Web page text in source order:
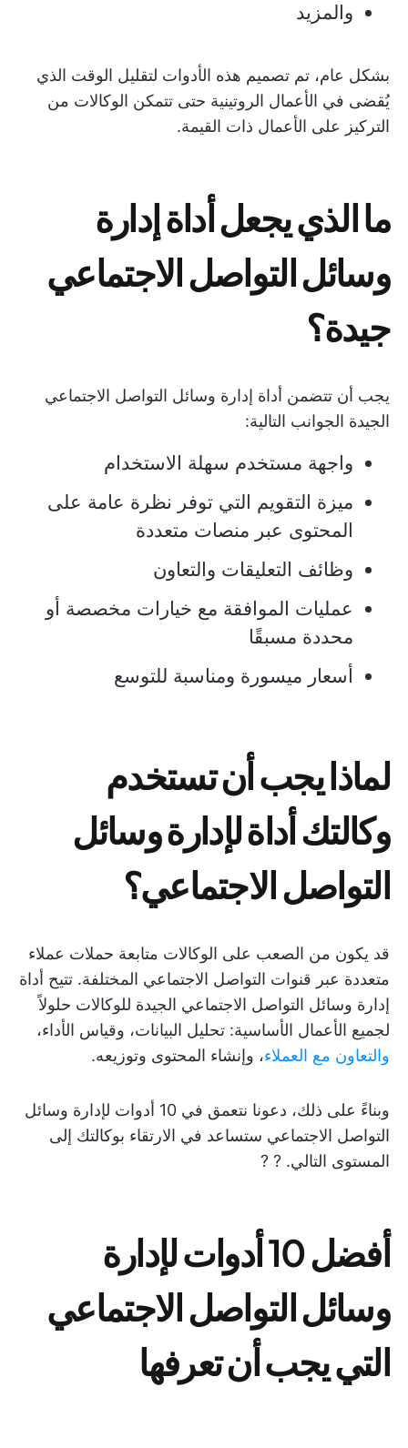
والمزيد
بشكل عام، تم تصميم هذه الأدوات لتقليل الوقت الذي
يُقضى في الأعمال الروتينية حتى تتمكن الوكالات من
التركيز على الأعمال ذات القيمة.
ما الذي يجعل أداة إدارة
وسائل التواصل الاجتماعي
جيدة؟
يجب أن تتضمن أداة إدارة وسائل التواصل الاجتماعي
الجيدة الجوانب التالية:
واجهة مستخدم سهلة الاستخدام
ميزة التقويم التي توفر نظرة عامة على
المحتوى عبر منصات متعددة
وظائف التعليقات والتعاون
عمليات الموافقة مع خيارات مخصصة أو
محددة مسبقًا
أسعار ميسورة ومناسبة للتوسع
لماذا يجب أن تستخدم
وكالتك أداة لإدارة وسائل
التواصل الاجتماعي؟
قد يكون من الصعب على الوكالات متابعة حملات عملاء
متعددة عبر قنوات التواصل الاجتماعي المختلفة. تتيح أداة
إدارة وسائل التواصل الاجتماعي الجيدة للوكالات حلولاً
لجميع الأعمال الأساسية: تحليل البيانات، وقياس الأداء،
والتعاون مع العملاء، وإنشاء المحتوى وتوزيعه.
وبناءً على ذلك، دعونا نتعمق في 10 أدوات لإدارة وسائل
التواصل الاجتماعي ستساعد في الارتقاء بوكالتك إلى
المستوى التالي. ? ?
أفضل 10 أدوات لإدارة
وسائل التواصل الاجتماعي
التي يجب أن تعرفها